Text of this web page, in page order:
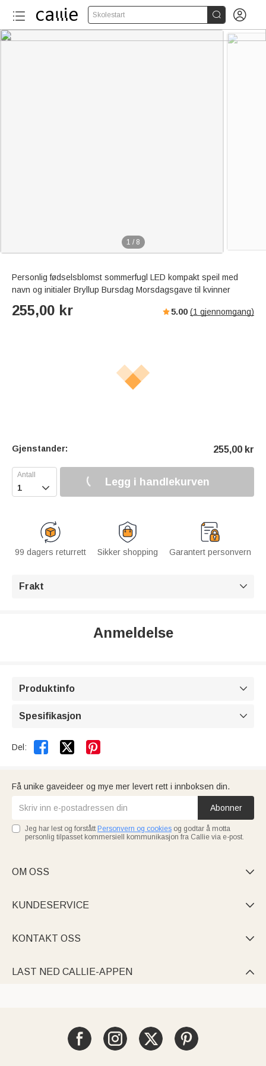
Skolestart  
1 / 8
Personlig fødselsblomst sommerfugl LED kompakt speil med
navn og initialer Bryllup Bursdag Morsdagsgave til kvinner
255,00 kr 5.00 (1 gjennomgang)
Gjenstander: 255,00 kr
 Legg i handlekurven
99 dagers returrett Sikker shopping Garantert personvern
Frakt 
Anmeldelse
Produktinfo 
Spesifikasjon 
Del:  
Få unike gaveideer og mye mer levert rett i innboksen din.
Abonner
Jeg har lest og forstått Personvern og cookies og godtar å motta
personlig tilpasset kommersiell kommunikasjon fra Callie via e-post.
OM OSS 
KUNDESERVICE 
KONTAKT OSS 
LAST NED CALLIE-APPEN 